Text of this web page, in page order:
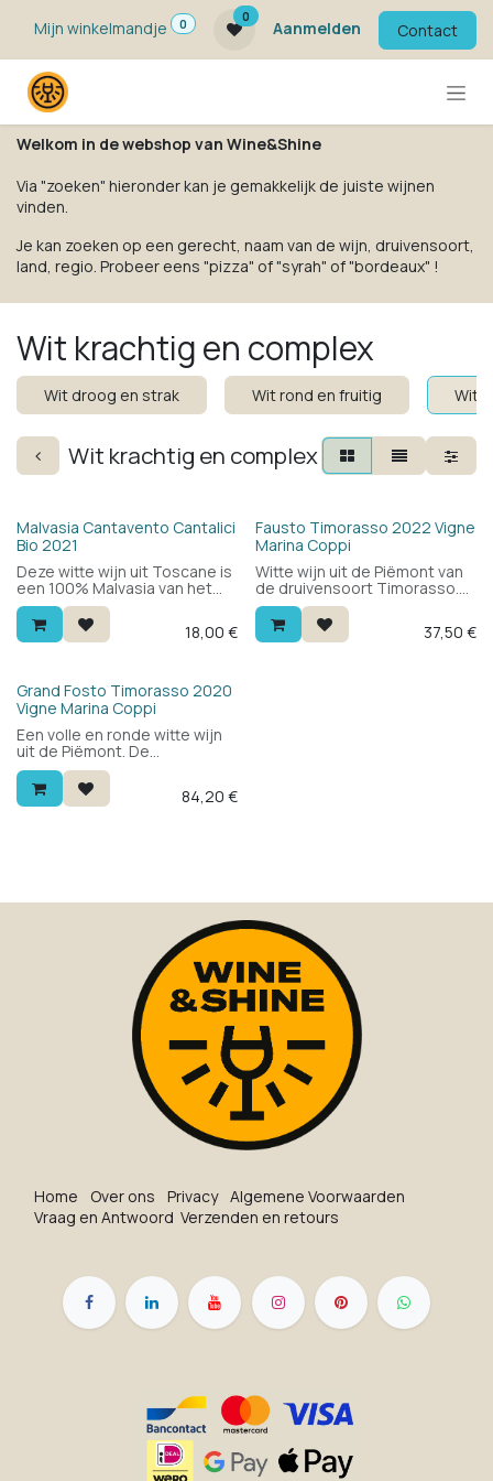
Mijn winkelmandje
0
0
Aanmelden Contact
Welkom in de webshop van Wine&Shine
Via "zoeken" hieronder kan je gemakkelijk de juiste wijnen
vinden.
Je kan zoeken op een gerecht, naam van de wijn, druivensoort,
land, regio. Probeer eens "pizza" of "syrah" of "bordeaux" !
Wit krachtig en complex
Wit droog en strak Wit rond en fruitig Wit
Wit krachtig en complex
Bio
Malvasia Cantavento Cantalici
Bio 2021
Deze witte wijn uit Toscane is
een 100% Malvasia van het
wijndomein Cantalici, onder
de IGT Toscana-appellatie en
biologisch geteeld. Vol en18,00 €
Fausto Timorasso 2022 Vigne
Marina Coppi
Witte wijn uit de Piëmont van
de druivensoort Timorasso.
De naam van wijn is een
eerbetoon aan wielrenner
Fausto Coppi. Zijn kleinzoon
37,50 €
Grand Fosto Timorasso 2020
Vigne Marina Coppi
Een volle en ronde witte wijn
uit de Piëmont. De
druivensoort is de minder
bekende Timorasso.
Complex, stevig en zacht met
een van de bekendste
84,20 €
Ho​me O​ve​r on​s Privacy Algemene Voorwaarden
Vraag en Antwoord Verzenden en retours